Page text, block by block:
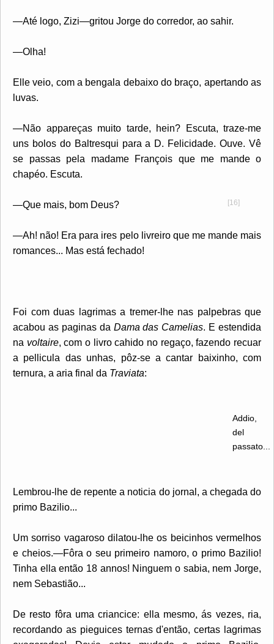
—Até logo, Zizi—gritou Jorge do corredor, ao sahir.
—Olha!
Elle veio, com a bengala debaixo do braço, apertando as
luvas.
—Não appareças muito tarde, hein? Escuta, traze-me
uns bolos do Baltresqui para a D. Felicidade. Ouve. Vê
se passas pela madame François que me mande o
chapéo. Escuta.
[16]
—Que mais, bom Deus?
—Ah! não! Era para ires pelo livreiro que me mande mais
romances... Mas está fechado!
Foi com duas lagrimas a tremer-lhe nas palpebras que
acabou as paginas da Dama das Camelias. E estendida
na voltaire, com o livro cahido no regaço, fazendo recuar
a pellicula das unhas, pôz-se a cantar baixinho, com
ternura, a aria final da Traviata:
Addio,
del
passato...
Lembrou-lhe de repente a noticia do jornal, a chegada do
primo Bazilio...
Um sorriso vagaroso dilatou-lhe os beicinhos vermelhos
e cheios.—Fôra o seu primeiro namoro, o primo Bazilio!
Tinha ella então 18 annos! Ninguem o sabia, nem Jorge,
nem Sebastião...
De resto fôra uma criancice: ella mesmo, ás vezes, ria,
recordando as pieguices ternas d'então, certas lagrimas